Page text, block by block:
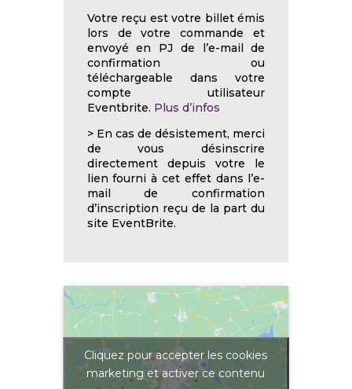
Votre reçu est votre billet émis
lors de votre commande et
envoyé en PJ de l’e-mail de
confirmation ou
téléchargeable dans votre
compte utilisateur
Eventbrite. Plus d’infos
> En cas de désistement, merci
de vous désinscrire
directement depuis votre le
lien fourni à cet effet dans l’e-
mail de confirmation
d’inscription reçu de la part du
site EventBrite.
Cliquez pour accepter les cookies
marketing et activer ce contenu